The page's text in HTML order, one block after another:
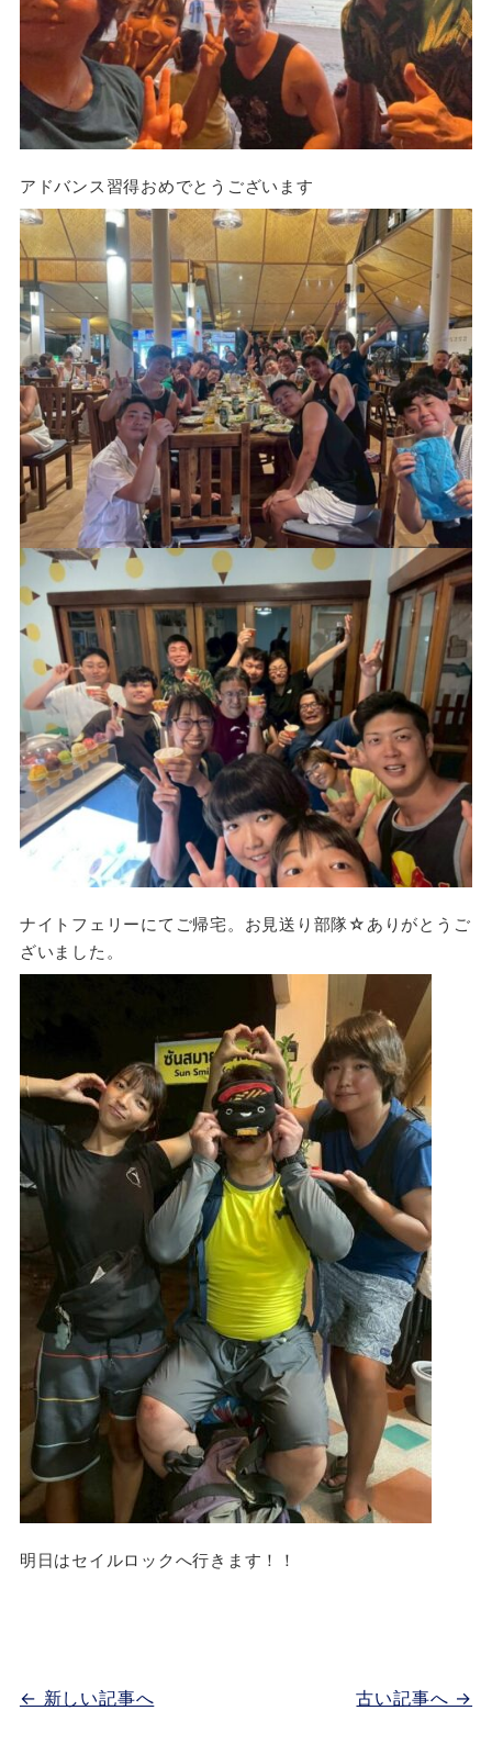
アドバンス習得おめでとうございます
ナイトフェリーにてご帰宅。お見送り部隊☆ありがとうご
ざいました。
明日はセイルロックへ行きます！！
古い記事へ →
← 新しい記事へ